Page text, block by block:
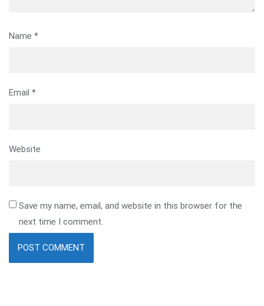
Name *
Email *
Website
Save my name, email, and website in this browser for the
next time I comment.